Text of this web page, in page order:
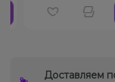
Доставляем